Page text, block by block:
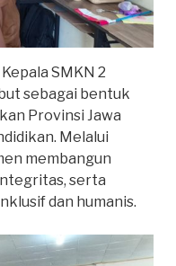
SMKN 2
sebagai bentuk
Provinsi Jawa
Melalui
membangun
serta
dan humanis.